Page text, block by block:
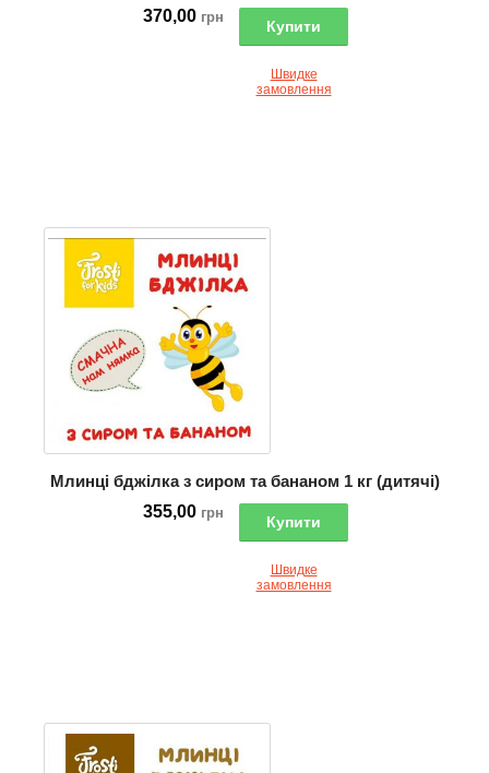
370,00 грн
Купити
Швидке
замовлення
Млинці бджілка з сиром та бананом 1 кг (дитячі)
355,00 грн
Купити
Швидке
замовлення